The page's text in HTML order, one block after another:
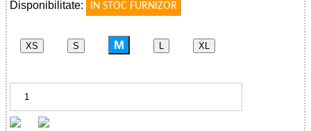
Disponibilitate:
IN STOC FURNIZOR
XS S M L XL